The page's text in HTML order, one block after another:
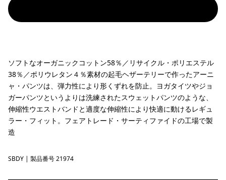
ソフトなオーガニックコットン58％／リサイクル・ポリエステル
38％／ポリウレタン４％素材の起毛ヘザーテリーで作ったアーニ
ャ・パンツは、弾力性により形くずれを防止。ヨガタイツやジョ
ガーパンツというよりは洗練されたスウェットパンツのような、
伸縮性ウエストバンドと適度な伸縮性により快適に動けるレギュ
ラー・フィット。フェアトレード・サーティファイドの工場で製
造
Seabird Grey
SBDY | 製品番号 21974